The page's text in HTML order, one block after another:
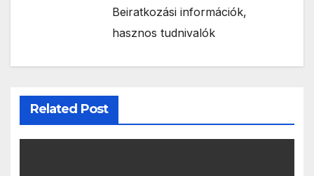
Beiratkozási információk,
hasznos tudnivalók
Related Post